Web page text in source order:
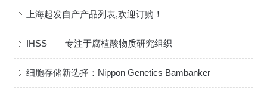
上海起发自产产品列表,欢迎订购！
IHSS——专注于腐植酸物质研究组织
细胞存储新选择：Nippon Genetics Bambanker